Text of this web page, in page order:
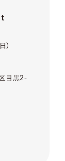
）
目黒2-